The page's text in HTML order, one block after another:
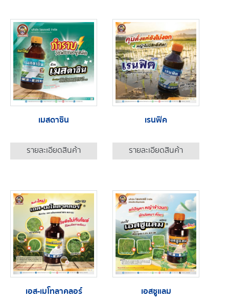
เมสดาซิน
รายละเอียดสินค้า
เรนฟิค
รายละเอียดสินค้า
เอส-เมโทลาคลอร์ เอสซูแลม